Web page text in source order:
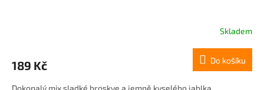
Skladem
189 Kč Do košíku
Dokonalý mix sladké broskve a jemně kyselého jablka......